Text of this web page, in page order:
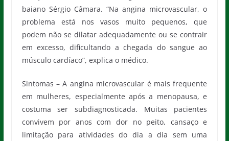
baiano Sérgio Câmara. “Na angina microvascular, o
problema está nos vasos muito pequenos, que
podem não se dilatar adequadamente ou se contrair
em excesso, dificultando a chegada do sangue ao
músculo cardíaco”, explica o médico.
Sintomas – A angina microvascular é mais frequente
em mulheres, especialmente após a menopausa, e
costuma ser subdiagnosticada. Muitas pacientes
convivem por anos com dor no peito, cansaço e
limitação para atividades do dia a dia sem uma